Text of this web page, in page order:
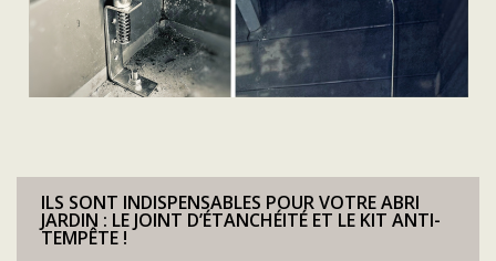
ILS SONT INDISPENSABLES POUR VOTRE ABRI
JARDIN : LE JOINT D’ÉTANCHÉITÉ ET LE KIT ANTI-
TEMPÊTE !